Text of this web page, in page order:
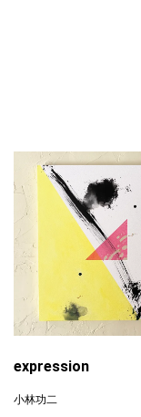
expression
小林功二